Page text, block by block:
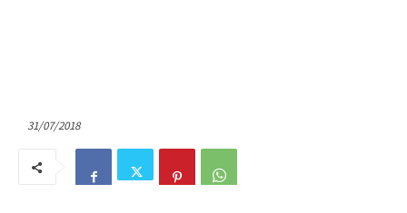
31/07/2018